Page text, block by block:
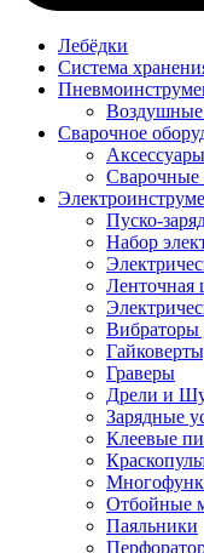
Лебёдки
Система
Сварочное
Аксессуары
Сварочные
Пуско-
Набор
Вибраторы
Граверы
Дрели и
Зарядные
Клеевые
Отбойные
Паяльники